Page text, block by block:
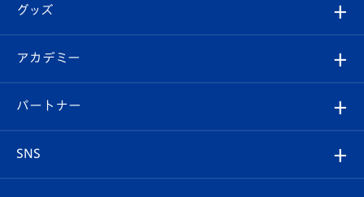
チケット
イベント
メディア
ホームタウン
スタッフプロフィール
マスコット紹介
Revive Team
ヴィヴィくんの長崎おもてなしガイド
フォトギャラリー
スタジアムグルメ
チケット
V-LOVERS（ファンクラブ）
プレイヤーズスイート
グッズ
オンラインショップ
店舗情報
アカデミー
育成からのお知らせ
U-18
パートナー
SNS